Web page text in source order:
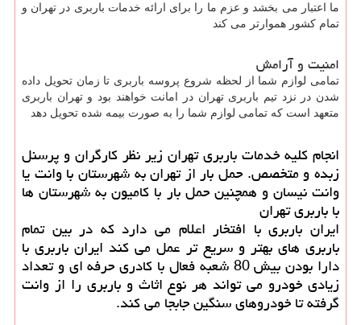
ما اعتبار می بخشد و عزم ما را برای ارائه خدمات باربری در تهران و
تمام کشور هموارتر می کند
امنیت و آرامش
تمامی لوازم شما از لحظه شروع پروسه باربری تا زمان تحویل داده
شدن در نزد تیم باربری تهران در امانت خواهند بود و تهران باربری
متعهد است که تمامی لوازم شما را به صورت بیمه شده تحویل دهد
انجام کلیه خدمات باربری تهران زیر نظر کارگران و پرسنل
زبده و متخصص. حمل بار از تهران به شهرستان با وانت یا
وانت نیسان و همچنین حمل بار با کامیون به شهرستان ها
با باربری تهران
ایران باربری با افتخار اعلام می دارد که در بین تمام
باربری های بهتر و سریع تر عمل می کند ایران باربری با
دارا بودن بیش 80 شعبه فعال با کادری حرفه ای و تعداد
زیادی خودرو می تواند هر نوع اثاث و باربری را از وانت
گرفته تا خودروهای سنگین جابجا می کند.